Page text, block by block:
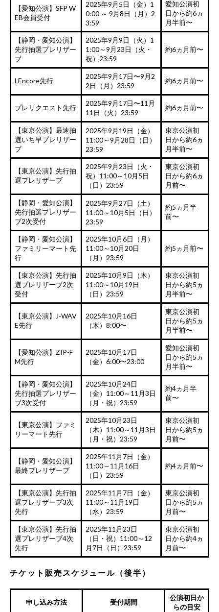
【愛知公演】SFP W
EB会員受付
2025年9月5日（金）1
0:00 ～ 9月8日（月）2
3:59
愛知公演初
日から約6ヵ
月半前〜
【静岡・愛知公演】
先行抽選プレリザー
ブ
2025年9月9日（火）1
1:00～9月23日（火・
祝）23:59
約6ヵ月前〜
LEncore先行
2025年9月17日〜9月2
2日（月）23:59
約6ヵ月前〜
プレリクエスト先行
2025年9月17日〜11月
11日（火）23:59
約6ヵ月前〜
【東京公演】最速抽
選いち早プレリザー
ブ
2025年9月19日（金）
11:00～9月28日（日）
23:59
東京公演初
日から約6ヵ
月半前〜
【東京公演】先行抽
選プレリザーブ
2025年9月23日（火・
祝）11:00～10月5日
（日）23:59
東京公演初
日から約6ヵ
月前〜
【静岡・愛知公演】
先行抽選プレリザー
ブ2次受付
2025年9月27日（土）
11:00～10月5日（日）
23:59
約5ヵ月半
前〜
【静岡・愛知公演】
ファミリーマート先
行
2025年10月6日（月）
11:00～10月20日
（月）23:59
約5ヵ月前〜
【東京公演】先行抽
選プレリザーブ2次
受付
2025年10月9日（木）
11:00～10月19日
（日）23:59
東京公演初
日から約5ヵ
月半前〜
【東京公演】J-WAV
E先行
2025年10月16日
（木）8:00〜
東京公演初
日から約5ヵ
月半前〜
【愛知公演】ZIP-F
M先行
2025年10月17日
（金）6:00〜23:00
愛知公演初
日から約5ヵ
月半前〜
【静岡・愛知公演】
先行抽選プレリザー
ブ3次受付
2025年10月24日
（金）11:00～11月3日
（月・祝）23:59
約4ヵ月半
前〜
【東京公演】ファミ
リーマート先行
2025年10月23日
（木）11:00～11月3日
（月・祝）23:59
東京公演初
日から約5ヵ
月前〜
【静岡・愛知公演】
最終プレリザーブ
2025年11月7日（金）
11:00～11月16日
（日）23:59
約4ヵ月前〜
【東京公演】先行抽
選プレリザーブ3次
先行
2025年11月7日（金）
11:00～11月19日
（水）23:59
東京公演初
日から約5ヵ
月前〜
【東京公演】先行抽
選プレリザーブ4次
先行
2025年11月23日
（日・祝）11:00～12
月7日（日）23:59
東京公演初
日から約4ヵ
月前〜
チケット販売スケジュール（後半）
申し込み方法 受付期間
公演初日か
らの目安